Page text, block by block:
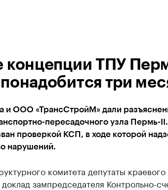
концепции ТПУ
три
и ООО «ТрансСтройМ» дали
пересадочного узла Пермь-II.
проверкой КСП, в ходе которой
нарушений.
комитета депутаты краевого
зампредседателя Контрольно-